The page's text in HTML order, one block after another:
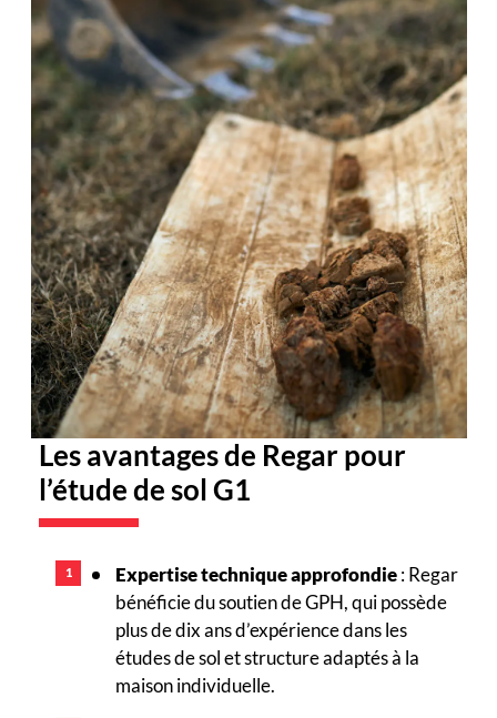
Les avantages de Regar pour
l’étude de sol G1
Expertise technique approfondie: Regar
bénéficie du soutien de GPH, qui possède
plus de dix ans d’expérience dans les
études de sol et structure adaptés à la
maison individuelle.